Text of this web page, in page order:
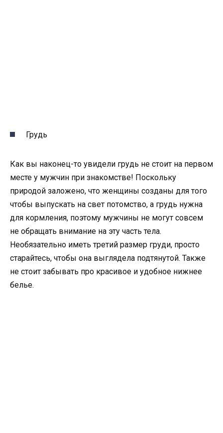
Грудь
Как вы наконец-то увидели грудь не стоит на первом
месте у мужчин при знакомстве! Поскольку
природой заложено, что женщины созданы для того
чтобы выпускать на свет потомство, а грудь нужна
для кормления, поэтому мужчины не могут совсем
не обращать внимание на эту часть тела.
Необязательно иметь третий размер груди, просто
старайтесь, чтобы она выглядела подтянутой. Также
не стоит забывать про красивое и удобное нижнее
белье.